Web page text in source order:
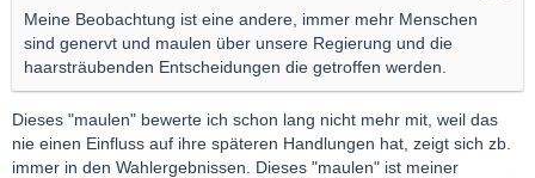
Meine Beobachtung ist eine andere, immer mehr Menschen
sind genervt und maulen über unsere Regierung und die
haarsträubenden Entscheidungen die getroffen werden.
Dieses "maulen" bewerte ich schon lang nicht mehr mit, weil das
nie einen Einfluss auf ihre späteren Handlungen hat, zeigt sich zb.
immer in den Wahlergebnissen. Dieses "maulen" ist meiner